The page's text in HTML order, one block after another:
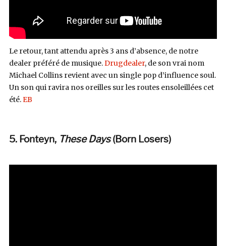
Le retour, tant attendu après 3 ans d’absence, de notre
dealer préféré de musique.Drugdealer, de son vrai nom
Michael Collins revient avec un single pop d’influence soul.
Un son qui ravira nos oreilles sur les routes ensoleillées cet
été.EB
5. Fonteyn, These Days(Born Losers)